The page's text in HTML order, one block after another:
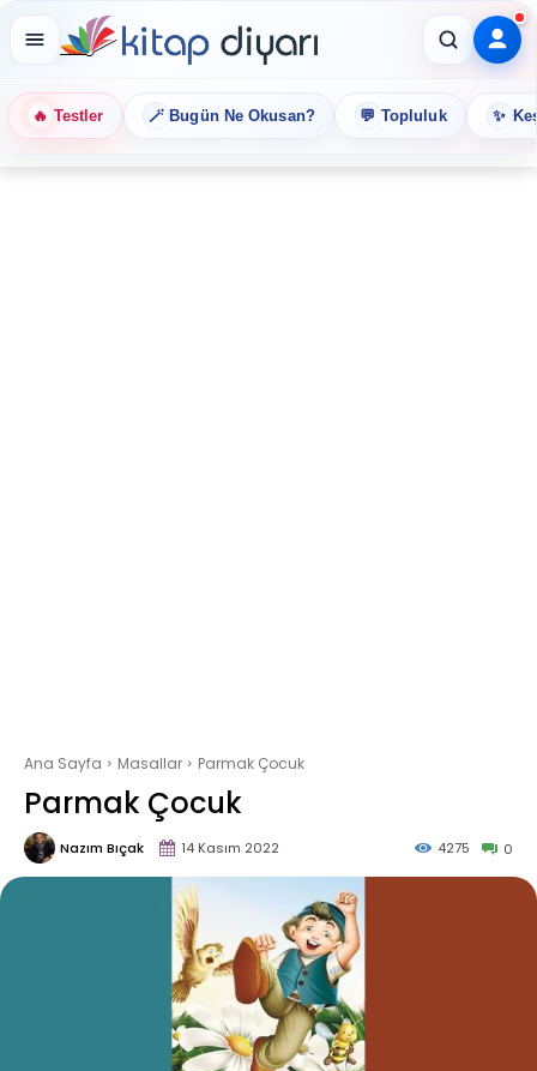
🔥 Testler 🪄 Bugün Ne Okusan? 💬 Topluluk ✨
Ana Sayfa Masallar Parmak Çocuk
Parmak Çocuk
Nazım Bıçak 14 Kasım 2022 0
4275